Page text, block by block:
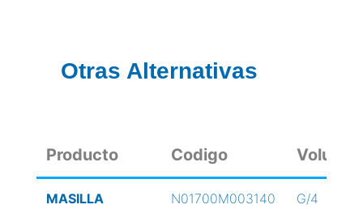
Otras Alternativas
Producto Codigo
MASILLA
N01700M003140 G/4